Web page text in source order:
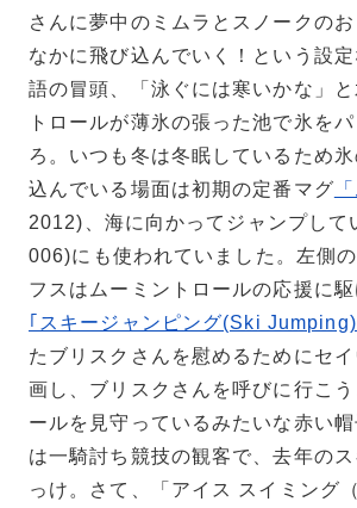
さんに夢中のミムラとスノークの
なかに飛び込んでいく！という設
語の冒頭、「泳ぐには寒いかな」
トロールが薄氷の張った池で氷を
ろ。いつも冬は冬眠しているため
込んでいる場面は初期の定番マグ
2012)、海に向かってジャンプして
006)にも使われていました。左側
フスはムーミントロールの応援に
｢スキージャンピング(Ski Jumping)
たブリスクさんを慰めるためにセ
画し、ブリスクさんを呼びに行こ
ールを見守っているみたいな赤い
は一騎討ち競技の観客で、去年の
っけ。さて、「アイス スイミング